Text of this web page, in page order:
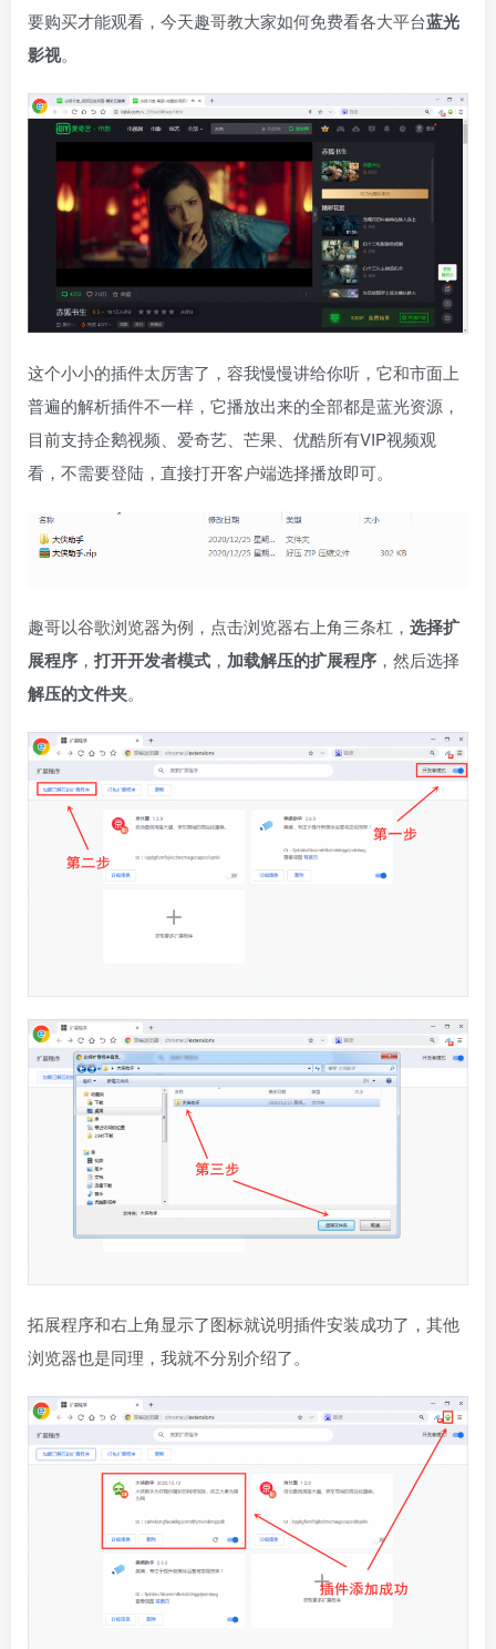
要购买才能观看，今天趣哥教大家如何免费看各大平台蓝光
影视。
这个小小的插件太厉害了，容我慢慢讲给你听，它和市面上
普遍的解析插件不一样，它播放出来的全部都是蓝光资源，
目前支持企鹅视频、爱奇艺、芒果、优酷所有VIP视频观
看，不需要登陆，直接打开客户端选择播放即可。
趣哥以谷歌浏览器为例，点击浏览器右上角三条杠， 选择扩
展程序 ， 打开开发者模式 ， 加载解压的扩展程序 ，然后选择
解压的文件夹。
拓展程序和右上角显示了图标就说明插件安装成功了，其他
浏览器也是同理，我就不分别介绍了。